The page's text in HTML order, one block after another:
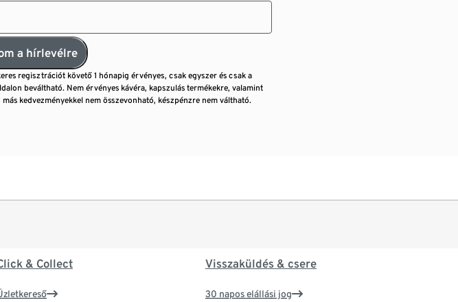
a hírlevélre
regisztrációt követő 1 hónapig érvényes, csak egyszer és csak a
beváltható. Nem érvényes kávéra, kapszulás termékekre, valamint
kedvezményekkel nem összevonható, készpénzre nem váltható.
& Collect Visszaküldés & csere
30 napos elállási jog